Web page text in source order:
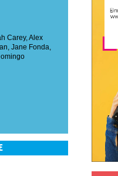
Carey,Alex
, Jane Fonda,